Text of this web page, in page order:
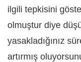
ilgili tepkisini
olmuştur diye
yasakladığınız
artırmış